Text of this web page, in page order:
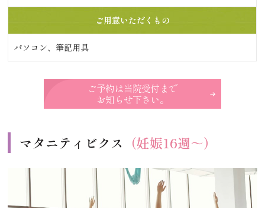
ご用意いただくもの
パソコン、筆記用具
ご予約は当院受付まで
お知らせ下さい。
マタニティビクス （妊娠16週～）